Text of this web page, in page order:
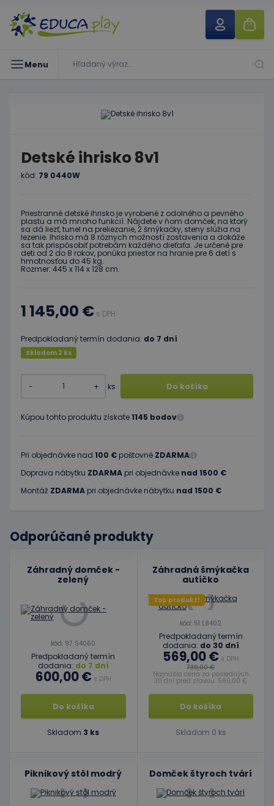
Menu
Detské ihrisko 8v1
kód: 79 0440W
Priestranné detské ihrisko je vyrobené z odolného a pevného
plastu a má mnoho funkcií. Nájdete v ňom domček, na ktorý
sa dá liezť, tunel na preliezanie, 2 šmýkačky, steny slúžia na
lezenie. Ihrisko má 8 rôznych možností zostavenia a dokáže
sa tak prispôsobiť potrebám každého dieťaťa. Je určené pre
deti od 2 do 8 rokov, ponúka priestor na hranie pre 6 detí s
hmotnosťou do 45 kg.
Rozmer: 445 x 114 x 128 cm.
1 145,00 € s DPH
Predpokladaný termín dodania: do 7 dní
Skladom 2 ks
- + ks Do košíka
Kúpou tohto produktu získate1145 bodov
Pri objednávke nad 100 € poštovné ZDARMA
Doprava nábytku ZDARMA pri objednávke nad 1500 €
Montáž ZDARMA pri objednávke nábytku nad 1500 €
Odporúčané produkty
Záhradný domček -
zelený
kód: 97 S4060
Predpokladaný termín
dodania: do 7 dní
600,00 € s DPH
Do košíka
Skladom 3 ks
Záhradná šmýkačka
autíčko
Top produkt!
kód: 51 L8402
Predpokladaný termín
dodania: do 30 dní
569,00 € s DPH
739,00 €
Najnižšia cena za posledných
30 dní pred zľavou: 569,00 €
Do košíka
Skladom 0 ks
Piknikový stôl modrý Domček štyroch tvárí